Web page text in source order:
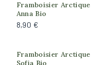
Arbustif
Couvre-sol
Framboisier Arctique
Anna Bio
8,90 €
Framboisier Arctique
Sofia Bio